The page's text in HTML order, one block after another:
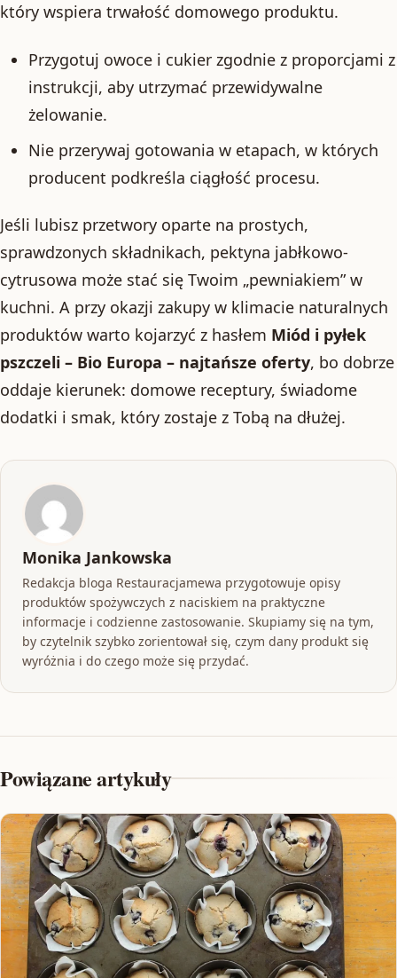
który wspiera trwałość domowego produktu.
Przygotuj owoce i cukier zgodnie z proporcjami z
instrukcji, aby utrzymać przewidywalne
żelowanie.
Nie przerywaj gotowania w etapach, w których
producent podkreśla ciągłość procesu.
Jeśli lubisz przetwory oparte na prostych,
sprawdzonych składnikach, pektyna jabłkowo-
cytrusowa może stać się Twoim „pewniakiem” w
kuchni. A przy okazji zakupy w klimacie naturalnych
produktów warto kojarzyć z hasłem Miód i pyłek
pszczeli – Bio Europa – najtańsze oferty, bo dobrze
oddaje kierunek: domowe receptury, świadome
dodatki i smak, który zostaje z Tobą na dłużej.
Monika Jankowska
Redakcja bloga Restauracjamewa przygotowuje opisy
produktów spożywczych z naciskiem na praktyczne
informacje i codzienne zastosowanie. Skupiamy się na tym,
by czytelnik szybko zorientował się, czym dany produkt się
wyróżnia i do czego może się przydać.
Powiązane artykuły